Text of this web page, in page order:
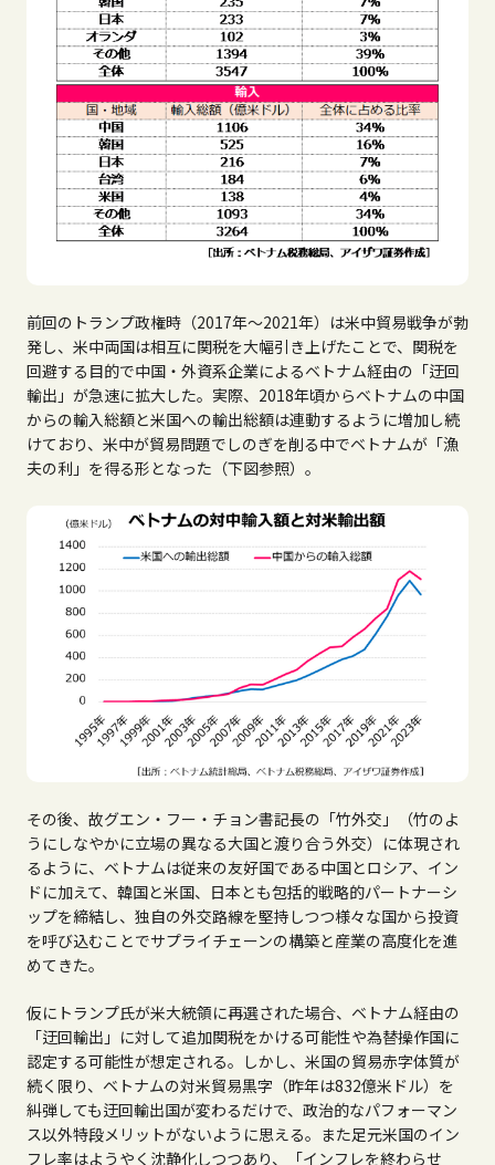
前回のトランプ政権時（2017年～2021年）は米中貿易戦争が勃
発し、米中両国は相互に関税を大幅引き上げたことで、関税を
回避する目的で中国・外資系企業によるベトナム経由の「迂回
輸出」が急速に拡大した。実際、 2018年頃からベトナムの中国
からの輸入総額と米国への輸出総額は連動するように増加し続
けており、米中が貿易問題でしのぎを削る中でベトナムが「漁
夫の利」を得る形となった（下図参照）。
その後、故グエン・フー・チョン書記長の「竹外交」（竹のよ
うにしなやかに立場の異なる大国と渡り合う外交）に体現され
るように、ベトナムは従来の友好国である中国とロシア、イン
ドに加えて、韓国と米国、日本とも包括的戦略的パートナーシ
ップを締結し、独自の外交路線を堅持しつつ様々な国から投資
を呼び込むことでサプライチェーンの構築と産業の高度化を進
めてきた。
仮にトランプ氏が米大統領に再選された場合、ベトナム経由の
「迂回輸出」に対して追加関税をかける可能性や為替操作国に
認定する可能性が想定される。しかし、米国の貿易赤字体質が
続く限り、ベトナムの対米貿易黒字（昨年は832億米ドル）を
糾弾しても迂回輸出国が変わるだけで、政治的なパフォーマン
ス以外特段メリットがないように思える。また足元米国のイン
フレ率はようやく沈静化しつつあり、「インフレを終わらせ